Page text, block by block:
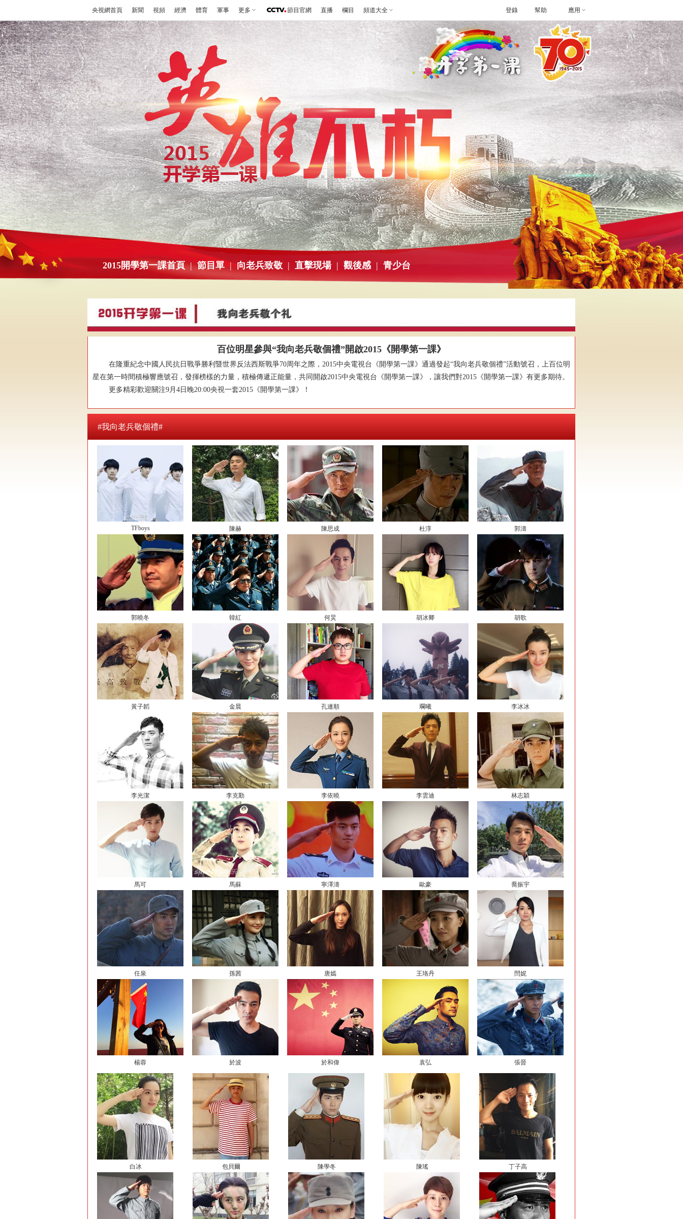
央視網首頁 新聞 視頻 經濟 體育 軍事 更多 節目官網 直播 欄目 頻道大全 幫助 應用
登錄
2015開學第一課首頁 | 節目單 | 向老兵致敬 | 直擊現場 | 觀後感 | 青少台
百位明星參與“我向老兵敬個禮”開啟2015《開學第一課》
在隆重紀念中國人民抗日戰爭勝利暨世界反法西斯戰爭70周年之際，2015中央電視台《開學第一課》通過發起“我向老兵敬個禮”活動號召，上百位明
星在第一時間積極響應號召，發揮榜樣的力量，積極傳遞正能量，共同開啟2015中央電視台《開學第一課》，讓我們對2015《開學第一課》有更多期待。
更多精彩歡迎關注9月4日晚20:00央視一套2015《開學第一課》！
#我向老兵敬個禮#
TFboys 陳赫 陳思成 杜淳 郭濤
郭曉冬 韓紅 何炅 胡冰卿 胡歌
黃子韜 金晨 孔連順 斕曦 李冰冰
李光潔 李克勤 李依曉 李雲迪 林志穎
馬可 馬蘇 寧澤濤 歐豪 喬振宇
任泉 孫茜 唐嫣 王珞丹 閆妮
楊蓉 於波 於和偉 袁弘 張晉
白冰 包貝爾 陳學冬 陳瑤 丁子高